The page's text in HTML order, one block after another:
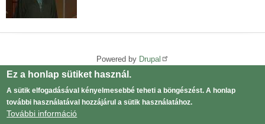
Powered by Drupal
Lábléc
menü
Adatvédelmi tájékoztató
User
menu
Log in
Ez a honlap sütiket használ.
A sütik elfogadásával kényelmesebbé teheti a böngészést. A honlap
további használatával hozzájárul a sütik használatához.
További információ